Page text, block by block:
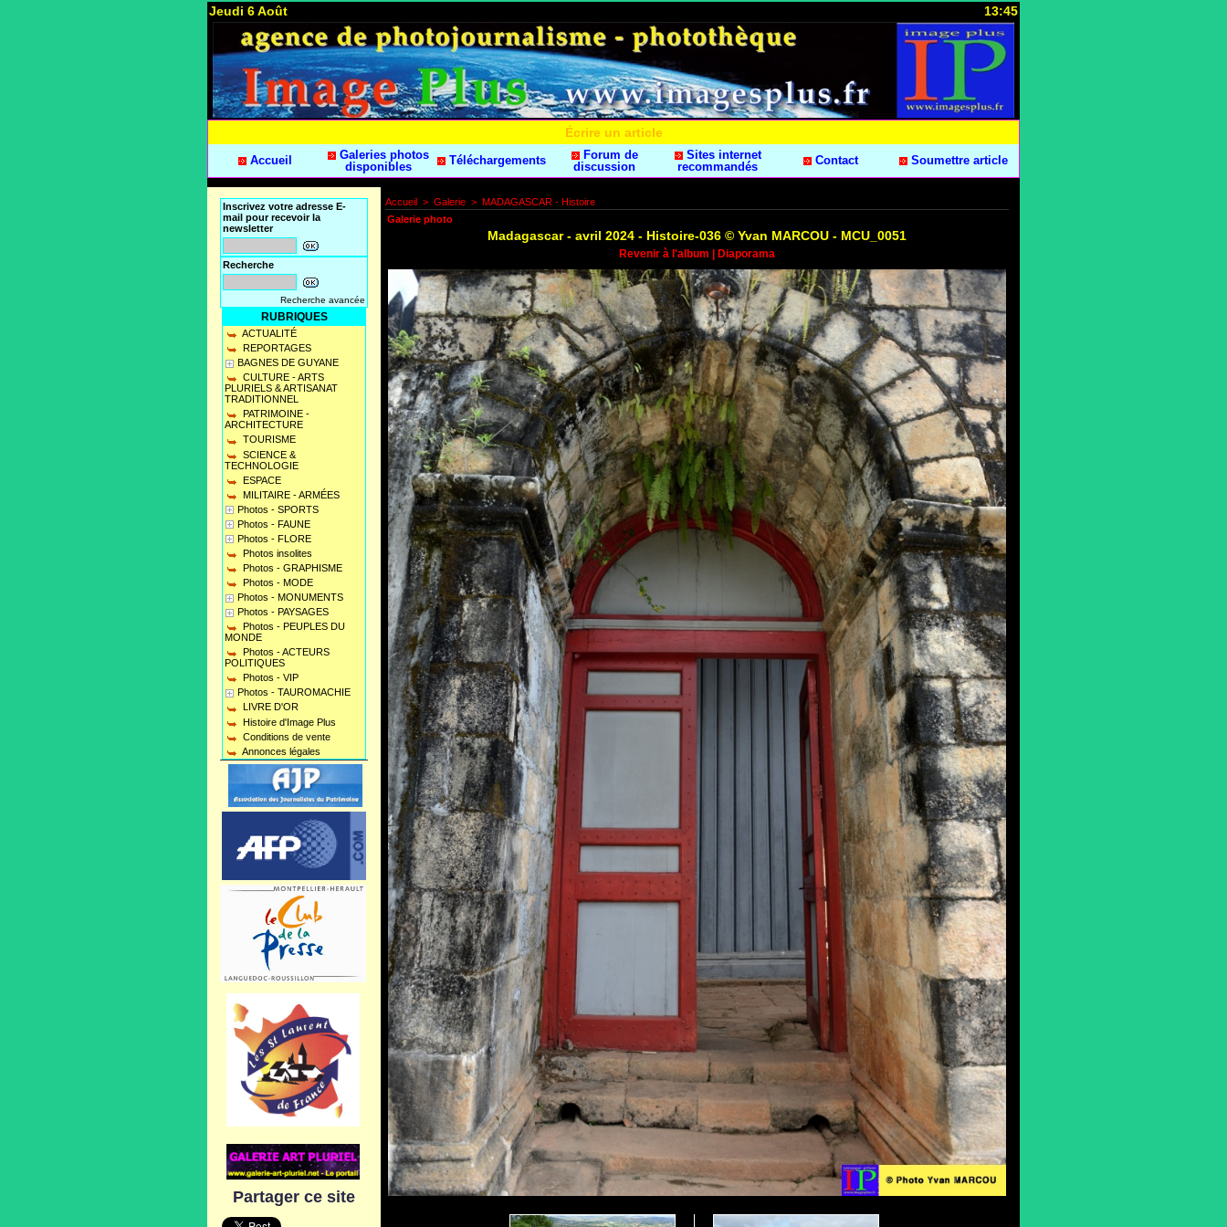
Jeudi 6 Août 13:45
Écrire un article
Accueil
Galeries photos
disponibles
Téléchargements
Forum de
discussion
Sites internet
recommandés
Contact Soumettre article
Inscrivez votre adresse E-
mail pour recevoir la
newsletter
Recherche
Recherche avancée
RUBRIQUES
ACTUALITÉ
REPORTAGES
BAGNES DE GUYANE
CULTURE - ARTS
PLURIELS & ARTISANAT
TRADITIONNEL
PATRIMOINE -
ARCHITECTURE
TOURISME
SCIENCE &
TECHNOLOGIE
ESPACE
MILITAIRE - ARMÉES
Photos - SPORTS
Photos - FAUNE
Photos - FLORE
Photos insolites
Photos - GRAPHISME
Photos - MODE
Photos - MONUMENTS
Photos - PAYSAGES
Photos - PEUPLES DU
MONDE
Photos - ACTEURS
POLITIQUES
Photos - VIP
Photos - TAUROMACHIE
LIVRE D'OR
Histoire d'Image Plus
Conditions de vente
Annonces légales
Partager ce site
Accueil > Galerie > MADAGASCAR - Histoire
Galerie photo
Madagascar - avril 2024 - Histoire-036 © Yvan MARCOU - MCU_0051
Revenir à l'album Diaporama